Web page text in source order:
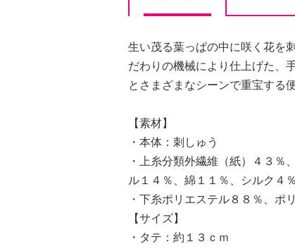
生い茂る葉っぱの中に咲く花を
だわりの機械により仕上げた、
とさまざまなシーンで重宝する
【素材】
・本体：刺しゅう
・上糸分類外繊維（紙）４３％
ル１４％、綿１１％、シルク４％
・下糸ポリエステル８８％、ポ
【サイズ】
・タテ：約１３ｃｍ